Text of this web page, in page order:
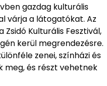
gazdag kulturális
várja a látogatókat. Az
Kulturális Fesztivál,
kerül megrendezésre.
zenei, színházi és
és részt vehetnek